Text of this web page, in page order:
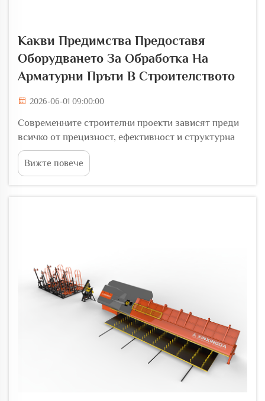
Какви Предимства Предоставя
Оборудването За Обработка На
Арматурни Пръти В Строителството
2026-06-01 09:00:00
Современните строителни проекти зависят преди
всичко от прецизност, ефективност и структурна
цялост. Тъй като конструкцията от армиран бетон е
станала основа на търговски сгради, мостове,
тунели и инфраструктура по целия свят,
Вижте повече